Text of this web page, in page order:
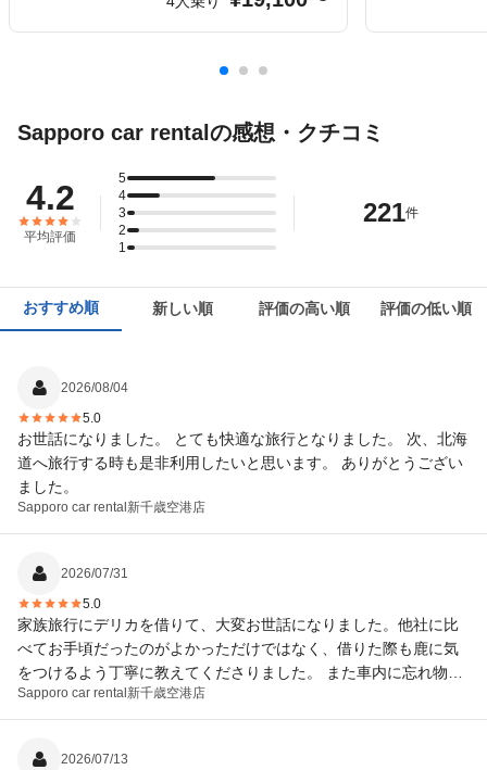
Sapporo car rentalの感想・クチコミ
4.2
平均評価
5
4
3
2
1
221件
おすすめ順 新しい順 評価の高い順 評価の低い順
2026/08/04
5.0
お世話になりました。 とても快適な旅行となりました。 次、北海
道へ旅行する時も是非利用したいと思います。 ありがとうござい
ました。
Sapporo car rental 新千歳空港店
2026/07/31
5.0
家族旅行にデリカを借りて、大変お世話になりました。他社に比
べてお手頃だったのがよかっただけではなく、借りた際も鹿に気
をつけるよう丁寧に教えてくださりました。 また車内に忘れ物を
見落としたまま帰路につき、途中で気がついて遅い時間に連絡し
たのですが、丁寧にご対応くださり、送ってほしいとお願いしま
Sapporo car rental 新千歳空港店
2026/07/13